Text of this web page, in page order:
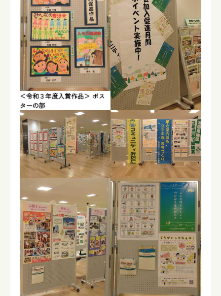
＜令和３年度入賞作品＞ ポス
ターの部